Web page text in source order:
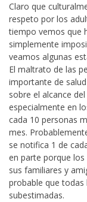
Claro que
respeto por los
tiempo vemos que
simplemente
veamos algunas
El maltrato de las
importante de
sobre el alcance
especialmente en
cada 10 personas
mes.
se notifica 1 de
en parte porque
sus familiares y
probable que todas
subestimadas.